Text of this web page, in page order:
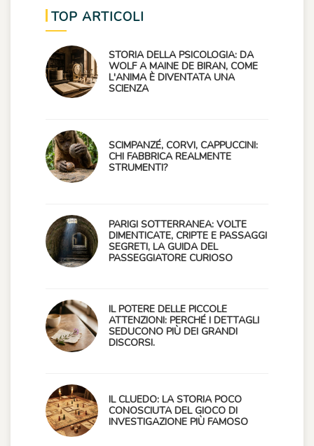
TOP ARTICOLI
STORIA DELLA PSICOLOGIA: DA
WOLF A MAINE DE BIRAN, COME
L'ANIMA È DIVENTATA UNA
SCIENZA
SCIMPANZÉ, CORVI, CAPPUCCINI:
CHI FABBRICA REALMENTE
STRUMENTI?
PARIGI SOTTERRANEA: VOLTE
DIMENTICATE, CRIPTE E PASSAGGI
SEGRETI, LA GUIDA DEL
PASSEGGIATORE CURIOSO
IL POTERE DELLE PICCOLE
ATTENZIONI: PERCHÉ I DETTAGLI
SEDUCONO PIÙ DEI GRANDI
DISCORSI.
IL CLUEDO: LA STORIA POCO
CONOSCIUTA DEL GIOCO DI
INVESTIGAZIONE PIÙ FAMOSO